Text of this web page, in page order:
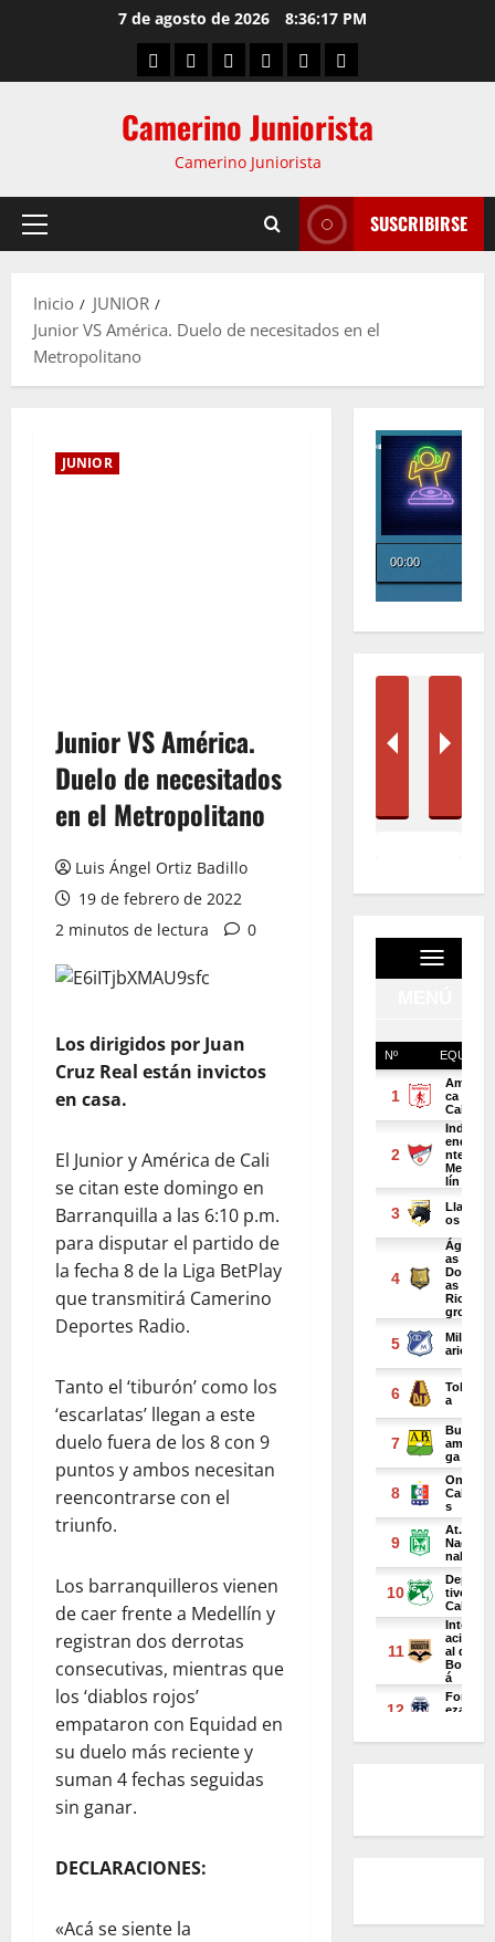
7 de agosto de 2026 8:36:18 PM
Camerino Juniorista
Camerino Juniorista
SUSCRIBIRSE
Inicio
JUNIOR
Junior VS América. Duelo de necesitados en el
Metropolitano
JUNIOR
Junior VS América.
Duelo de necesitados
en el Metropolitano
Luis Ángel Ortiz Badillo
19 de febrero de 2022
2 minutos de lectura
0
Los dirigidos por Juan
Cruz Real están invictos
en casa.
El Junior y América de Cali
se citan este domingo en
Barranquilla a las 6:10 p.m.
para disputar el partido de
la fecha 8 de la Liga BetPlay
que transmitirá Camerino
Deportes Radio.
Tanto el ‘tiburón’ como los
‘escarlatas’ llegan a este
duelo fuera de los 8 con 9
puntos y ambos necesitan
reencontrarse con el
triunfo.
Los barranquilleros vienen
de caer frente a Medellín y
registran dos derrotas
consecutivas, mientras que
los ‘diablos rojos’
empataron con Equidad en
su duelo más reciente y
suman 4 fechas seguidas
sin ganar.
DECLARACIONES:
«Acá se siente la